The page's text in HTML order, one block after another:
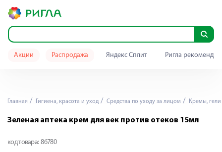
Акции Распродажа Яндекс Сплит Ригла
Главная Гигиена, красота и уход Средства по уходу за лицом Кремы,
Зеленая аптека крем для век против отеков 15мл
код товара: 86780